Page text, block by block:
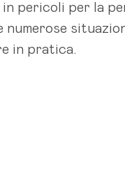
pericoli per la
in pratica.